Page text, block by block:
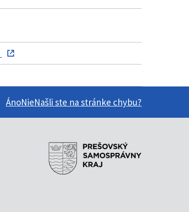
ÁnoNieNašli ste na stránke chybu?